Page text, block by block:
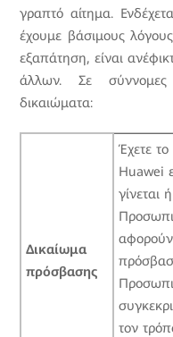
γραπτό αίτημα.
έχουμε βάσιμους
εξαπάτηση, είναι
άλλων. Σε σύννομες
δικαιώματα:
Δικαίωμα
πρόσβασης
Έχετε
Huawei
γίνεται
τον